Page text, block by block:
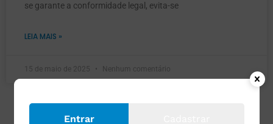
se garante a conformidade legal, evita-se
LEIA MAIS »
15 de maio de 2025 Nenhum comentário
Entrar